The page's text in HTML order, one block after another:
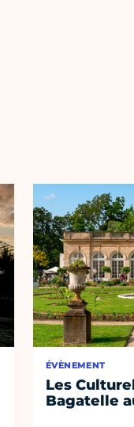
ÉVÈNEMENT
Les
Bagatelle